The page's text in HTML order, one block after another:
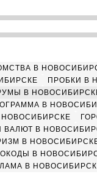
В
ПРОБКИ В
В
В
ВАЛЮТ В
В
В
В